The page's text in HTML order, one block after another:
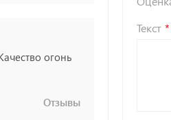
огонь
Отзывы
Текст